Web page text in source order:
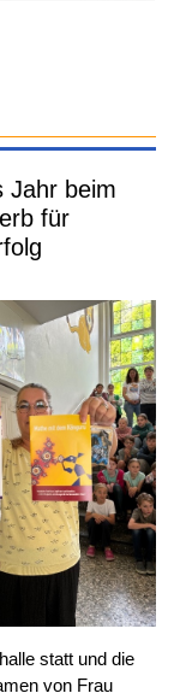
Jahr beim
für
statt und die
von Frau